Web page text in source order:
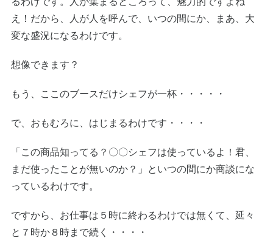
え！だから、人が人を呼んで、いつの間にか、まあ、大
変な盛況になるわけです。
想像できます？
もう、ここのブースだけシェフが一杯・・・・・
で、おもむろに、はじまるわけです・・・・
「この商品知ってる？〇〇シェフは使っているよ！君、
まだ使ったことが無いのか？」といつの間にか商談にな
っているわけです。
ですから、お仕事は５時に終わるわけでは無くて、延々
と７時か８時まで続く・・・・